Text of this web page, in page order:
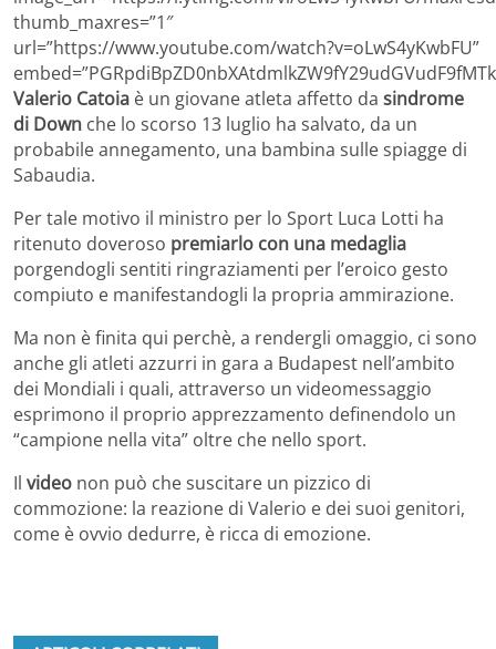
thumb_maxres=”1″
url=”https://www.youtube.com/watch?v=oLwS4yKwbFU”
Valerio Catoia è un giovane atleta affetto da sindrome
di Down che lo scorso 13 luglio ha salvato, da un
probabile annegamento, una bambina sulle spiagge di
Sabaudia.
Per tale motivo il ministro per lo Sport Luca Lotti ha
ritenuto doveroso premiarlo con una medaglia
porgendogli sentiti ringraziamenti per l’eroico gesto
compiuto e manifestandogli la propria ammirazione.
Ma non è finita qui perchè, a rendergli omaggio, ci sono
anche gli atleti azzurri in gara a Budapest nell’ambito
dei Mondiali i quali, attraverso un videomessaggio
esprimono il proprio apprezzamento definendolo un
“campione nella vita” oltre che nello sport.
Il video non può che suscitare un pizzico di
commozione: la reazione di Valerio e dei suoi genitori,
come è ovvio dedurre, è ricca di emozione.